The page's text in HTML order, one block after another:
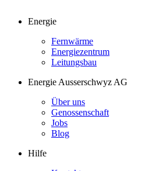
Energie
Fernwärme
Energiezentrum
Leitungsbau
Energie Ausserschwyz AG
Über uns
Genossenschaft
Jobs
Blog
Hilfe